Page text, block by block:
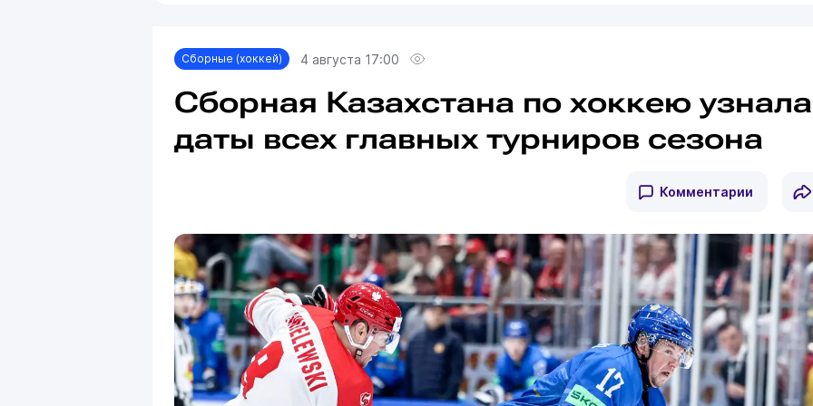
Сборные (хоккей) 4 августа 17:00
Сборная Казахстана по хоккею узнала
даты всех главных турниров сезона
Комментарии